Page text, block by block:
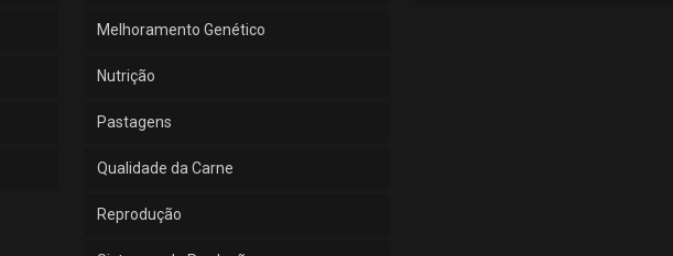
Melhoramento Genético
Nutrição
Pastagens
Qualidade da Carne
Reprodução